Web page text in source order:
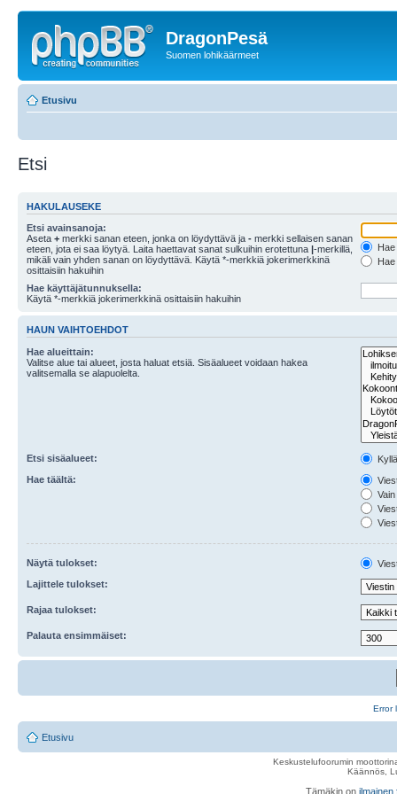
DragonPesä
Suomen lohikäärmeet
Etusivu
Etsi
HAKULAUSEKE
Etsi avainsanoja:
Aseta + merkki sanan eteen, jonka on löydyttävä ja - merkki sellaisen sanan
eteen, jota ei saa löytyä. Laita haettavat sanat sulkuihin erotettuna |-merkillä,
mikäli vain yhden sanan on löydyttävä. Käytä *-merkkiä jokerimerkkinä
osittaisiin hakuihin
Hae käyttäjätunnuksella:
Käytä *-merkkiä jokerimerkkinä osittaisiin hakuihin
HAUN VAIHTOEHDOT
Hae alueittain:
Valitse alue tai alueet, josta haluat etsiä. Sisäalueet voidaan hakea
valitsemalla se alapuolelta.
Etsi sisäalueet:
Hae täältä:
Näytä tulokset:
Lajittele tulokset:
Rajaa tulokset:
Palauta ensimmäiset:
Error
Etusivu
Keskustelufoorumin
Käännös,
Tämäkin on ilmainen